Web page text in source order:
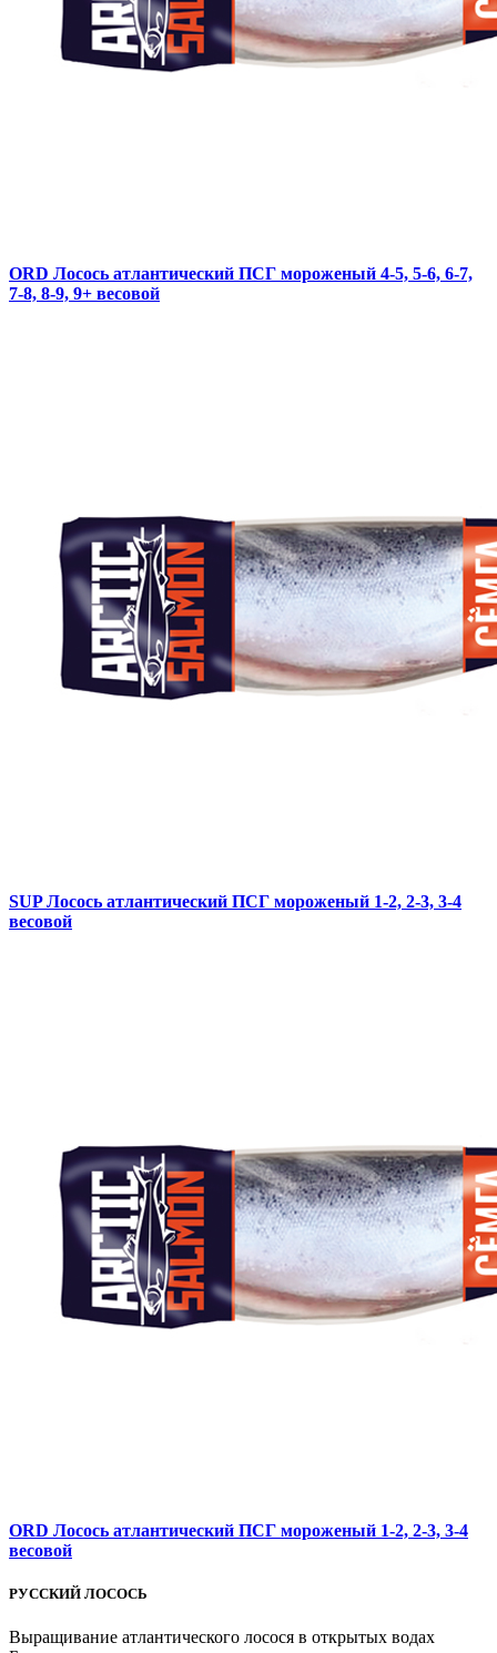
ORD Лосось атлантический ПСГ мороженый 4-5, 5-6, 6-7,
7-8, 8-9, 9+ весовой
SUP Лосось атлантический ПСГ мороженый 1-2, 2-3, 3-4
весовой
ORD Лосось атлантический ПСГ мороженый 1-2, 2-3, 3-4
весовой
РУССКИЙ ЛОСОСЬ
Выращивание атлантического лосося в открытых водах